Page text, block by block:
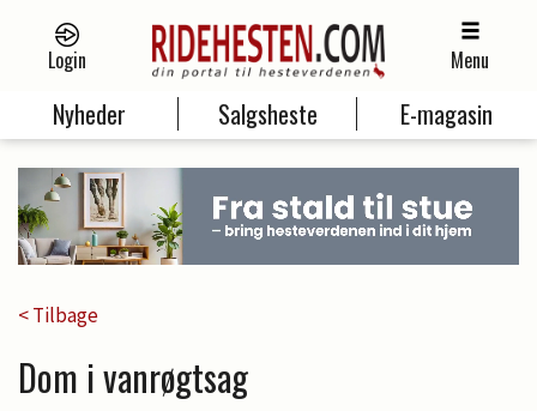
Login Menu
Nyheder Salgsheste E-magasin
< Tilbage
Dom i vanrøgtsag